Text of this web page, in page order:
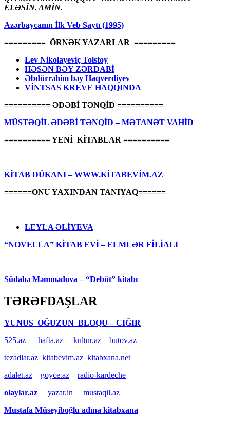
ELƏSİN. AMİN.
Azərbaycanın İlk Veb Saytı (1995)
========= ÖRNƏK YAZARLAR =========
Lev Nikolayeviç Tolstoy
HƏSƏN BƏY ZƏRDABİ
Əbdürrəhim bəy Haqverdiyev
VİNTSAS KREVE HAQQINDA
========== ƏDƏBİ TƏNQİD ==========
MÜSTƏQİL ƏDƏBİ TƏNQİD – MƏTANƏT VAHİD
========== YENİ KİTABLAR ==========
KİTAB DÜKANI – WWW.KİTABEVİM.AZ
======ONU YAXINDAN TANIYAQ======
LEYLA ƏLİYEVA
“NOVELLA” KİTAB EVİ – ELMLƏR FİLİALI
Südabə Məmmədova – “Debüt” kitabı
TƏRƏFDAŞLAR
YUNUS OĞUZUN BLOQU – CIĞIR
525.az
hafta.az kultur.az
butov.az
tezadlar.az kitabevim.az kitabxana.net
adalet.az
goyce.az
radio-kardeche
olaylar.az
yazar.in
mustaqil.az
Mustafa Müseyiboğlu adına kitabxana